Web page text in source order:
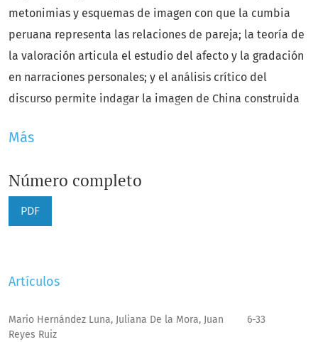
metonimias y esquemas de imagen con que la cumbia
peruana representa las relaciones de pareja; la teoría de
la valoración articula el estudio del afecto y la gradación
en narraciones personales; y el análisis crítico del
discurso permite indagar la imagen de China construida
Cierra el número la reseña de la
trabajos muestran la diversidad de enfoques con que la
lingüística actual aborda la relación entre lengua,
discurso y sociedad.
Más
Número completo
PDF
Artículos
Mario Hernández Luna, Juliana De la Mora, Juan
Reyes Ruiz
6-33